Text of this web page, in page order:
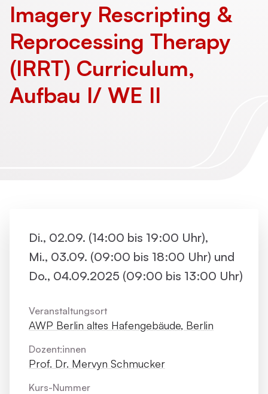
Imagery Rescripting &
Reprocessing Therapy
(IRRT) Curriculum,
Aufbau I/ WE II
Di., 02.09. (14:00 bis 19:00 Uhr),
Mi., 03.09. (09:00 bis 18:00 Uhr) und
Do., 04.09.2025 (09:00 bis 13:00 Uhr)
Veranstaltungsort
AWP Berlin altes Hafengebäude, Berlin
Dozent:innen
Prof. Dr. Mervyn Schmucker
Kurs-Nummer